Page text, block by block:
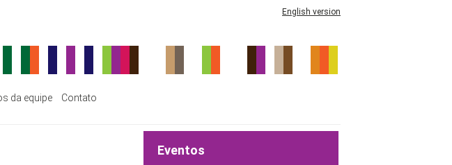
English version
da equipe Contato
Eventos